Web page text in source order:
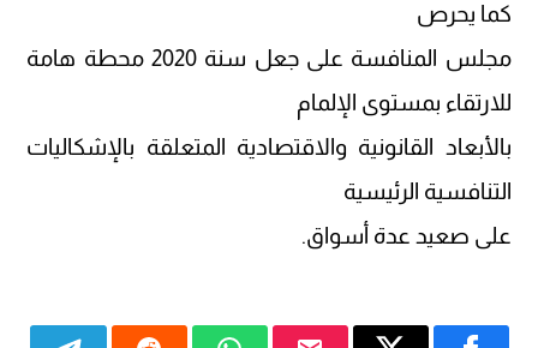
كما يحرص
مجلس المنافسة على جعل سنة 2020 محطة هامة
للارتقاء بمستوى الإلمام
بالأبعاد القانونية والاقتصادية المتعلقة بالإشكاليات
التنافسية الرئيسية
على صعيد عدة أسواق.